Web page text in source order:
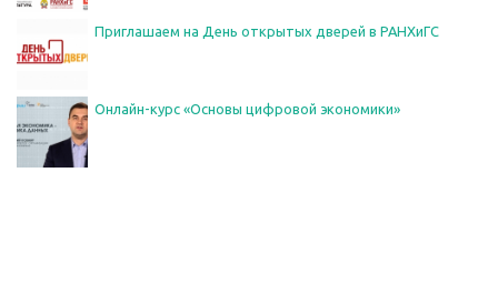
Приглашаем на День открытых дверей в РАНХиГС
Онлайн-курс «Основы цифровой экономики»